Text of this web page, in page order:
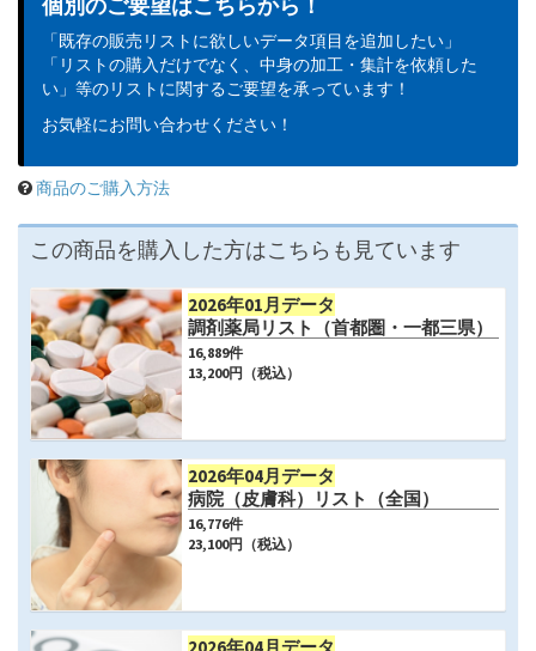
「既存の販売リストに欲しいデータ項目を追加したい」
「リストの購入だけでなく、中身の加工・集計を依頼した
い」等のリストに関するご要望を承っています！
お気軽にお問い合わせください！
商品のご購入方法
この商品を購入した方はこちらも見ています
2026年01月データ
調剤薬局リスト（首都圏・一都三県）
16,889件
13,200円（税込）
2026年04月データ
病院（皮膚科）リスト（全国）
16,776件
23,100円（税込）